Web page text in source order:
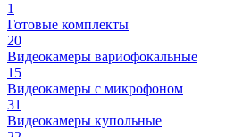
1
Готовые комплекты
20
Видеокамеры вариофокальные
15
Видеокамеры с микрофоном
31
Видеокамеры купольные